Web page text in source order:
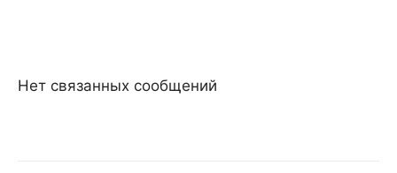
Нет связанных сообщений